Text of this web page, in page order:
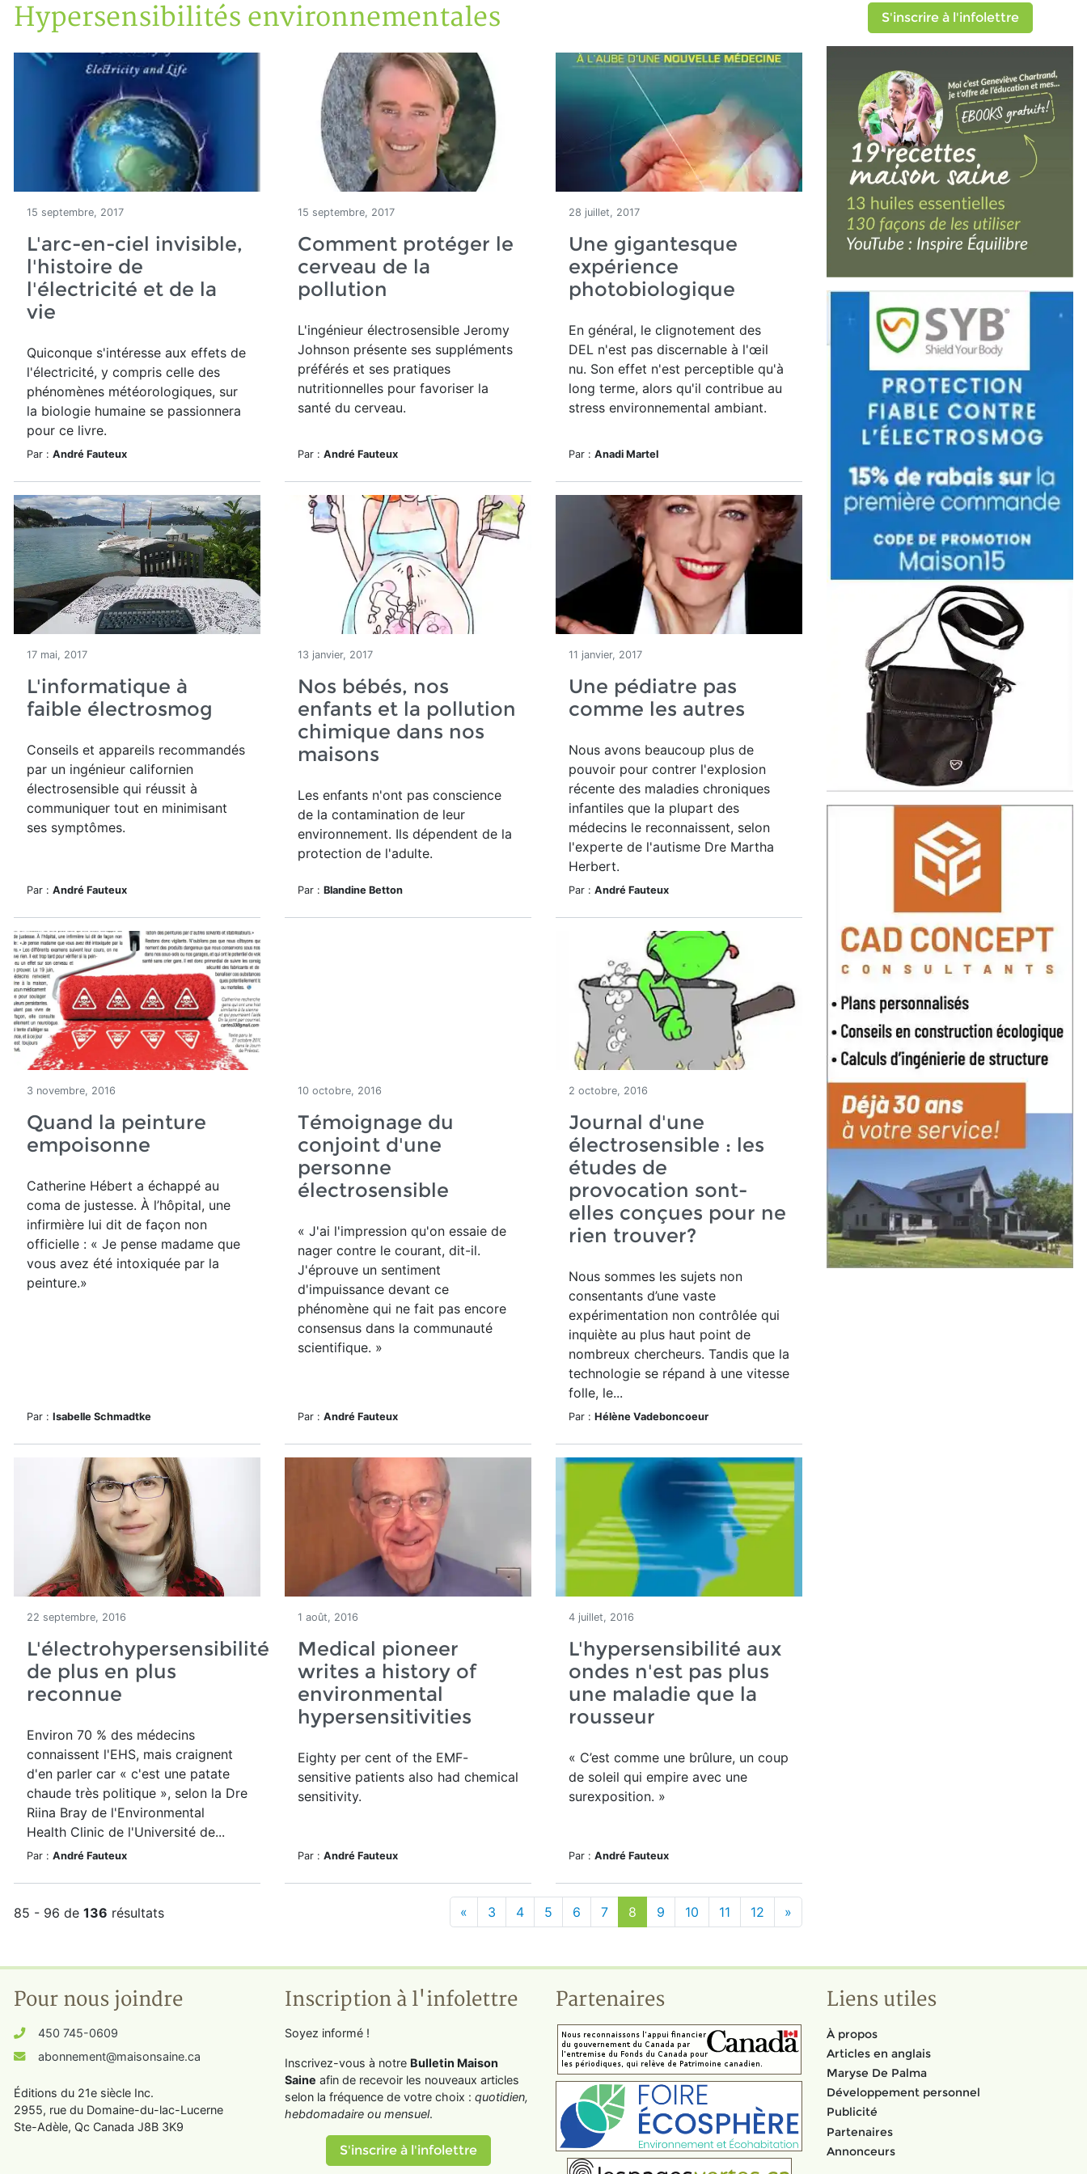
Accueil
Articles
Maisons saines
Hypersensibilités environnementales
Hypersensibilités environnementales
15 septembre, 2017
L'arc-en-ciel invisible,
l'histoire de
l'électricité et de la
vie
Quiconque s'intéresse aux effets de
l'électricité, y compris celle des
phénomènes météorologiques, sur
la biologie humaine se passionnera
pour ce livre.
Par : André Fauteux
15 septembre, 2017
Comment protéger le
cerveau de la
pollution
L'ingénieur électrosensible Jeromy
Johnson présente ses suppléments
préférés et ses pratiques
nutritionnelles pour favoriser la
santé du cerveau.
Par : André Fauteux
28 juillet, 2017
Une gigantesque
expérience
photobiologique
En général, le clignotement des
DEL n'est pas discernable à l'œil
nu. Son effet n'est perceptible qu'à
long terme, alors qu'il contribue au
stress environnemental ambiant.
Par : Anadi Martel
17 mai, 2017
L'informatique à
faible électrosmog
Conseils et appareils recommandés
par un ingénieur californien
électrosensible qui réussit à
communiquer tout en minimisant
ses symptômes.
Par : André Fauteux
13 janvier, 2017
Nos bébés, nos
enfants et la pollution
chimique dans nos
maisons
Les enfants n'ont pas conscience
de la contamination de leur
environnement. Ils dépendent de la
protection de l'adulte.
Par : Blandine Betton
11 janvier, 2017
Une pédiatre pas
comme les autres
Nous avons beaucoup plus de
pouvoir pour contrer l'explosion
récente des maladies chroniques
infantiles que la plupart des
médecins le reconnaissent, selon
l'experte de l'autisme Dre Martha
Herbert.
Par : André Fauteux
3 novembre, 2016
Quand la peinture
empoisonne
Catherine Hébert a échappé au
coma de justesse. À l’hôpital, une
infirmière lui dit de façon non
officielle : « Je pense madame que
vous avez été intoxiquée par la
peinture.»
Par : Isabelle Schmadtke
10 octobre, 2016
Témoignage du
conjoint d'une
personne
électrosensible
« J'ai l'impression qu'on essaie de
nager contre le courant, dit-il.
J'éprouve un sentiment
d'impuissance devant ce
phénomène qui ne fait pas encore
consensus dans la communauté
scientifique. »
Par : André Fauteux
2 octobre, 2016
Journal d'une
électrosensible : les
études de
provocation sont-
elles conçues pour ne
rien trouver?
Nous sommes les sujets non
consentants d’une vaste
expérimentation non contrôlée qui
inquiète au plus haut point de
nombreux chercheurs. Tandis que la
technologie se répand à une vitesse
folle, le...
Par : Hélène Vadeboncoeur
22 septembre, 2016
L'électrohypersensibilité
de plus en plus
reconnue
Environ 70 % des médecins
connaissent l'EHS, mais craignent
d'en parler car « c'est une patate
chaude très politique », selon la Dre
Riina Bray de l'Environmental
Health Clinic de l'Université de...
Par : André Fauteux
1 août, 2016
Medical pioneer
writes a history of
environmental
hypersensitivities
Eighty per cent of the EMF-
sensitive patients also had chemical
sensitivity.
Par : André Fauteux
4 juillet, 2016
L'hypersensibilité aux
ondes n'est pas plus
une maladie que la
rousseur
« C’est comme une brûlure, un coup
de soleil qui empire avec une
surexposition. »
Par : André Fauteux
85 - 96 de 136 résultats « 3 4 5 6 7 8 9 10 11 12 »
S'inscrire à l'infolettre
Pour nous joindre
450 745-0609
abonnement@maisonsaine.ca
Éditions du 21e siècle Inc.
2955, rue du Domaine-du-lac-Lucerne
Ste-Adèle, Qc Canada J8B 3K9
Inscription à l'infolettre
Soyez informé !
Inscrivez-vous à notre Bulletin Maison
Saine afin de recevoir les nouveaux articles
selon la fréquence de votre choix : quotidien,
hebdomadaire ou mensuel.
S'inscrire à l'infolettre
Partenaires Liens utiles
À propos
Articles en anglais
Maryse De Palma
Développement personnel
Publicité
Partenaires
Annonceurs